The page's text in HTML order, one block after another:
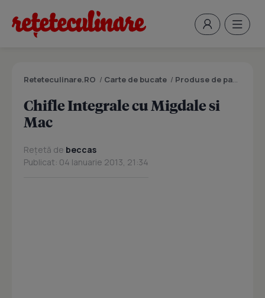
Reteteculinare.RO / Carte de bucate / Produse de panificatie si patiserie
Chifle Integrale cu Migdale si
Mac
Rețetă de beccas
Publicat: 04 Ianuarie 2013, 21:34